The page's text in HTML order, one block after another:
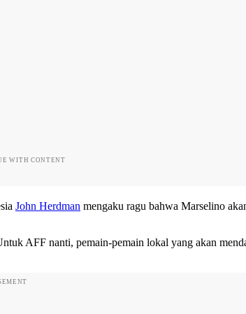
WITH CONTENT
John Herdman mengaku ragu bahwa Marselino
AFF nanti, pemain-pemain lokal yang akan